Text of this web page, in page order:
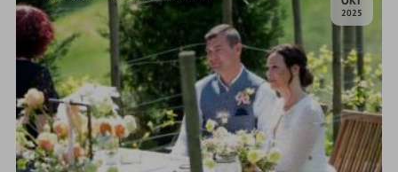
2025